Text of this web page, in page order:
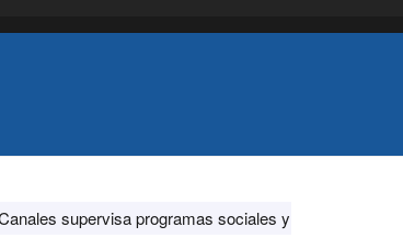
programas sociales y acciones ante El Niño